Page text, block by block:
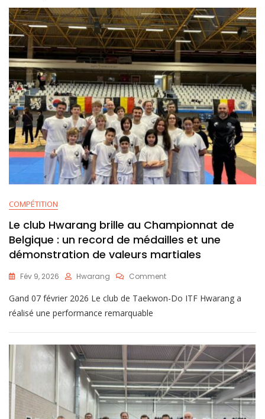
COMPÉTITION
Le club Hwarang brille au Championnat de
Belgique : un record de médailles et une
démonstration de valeurs martiales
Fév 9, 2026 Hwarang Comment
Gand 07 février 2026 Le club de Taekwon-Do ITF Hwarang a
réalisé une performance remarquable